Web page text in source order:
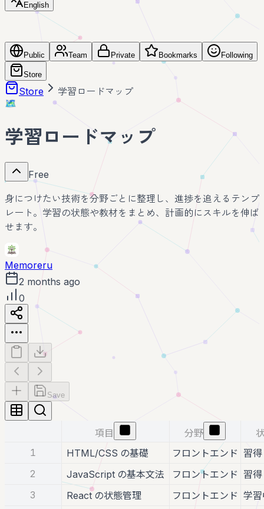
English
Public Team Private Bookmarks Following
Store
Store 学習ロードマップ
🗺️
学習ロードマップ
Free
身につけたい技術を分野ごとに整理し、進捗を追えるテンプ
レート。学習の状態や教材をまとめ、計画的にスキルを伸ば
せます。
Memoreru
2 months ago
0
Save
項目 分野
1
HTML/CSS の基礎 フロントエンド 習得
2
JavaScript の基本文法 フロントエンド 習得
3
React の状態管理 フロントエンド 学